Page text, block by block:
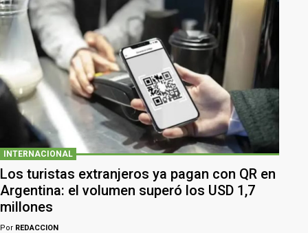
INTERNACIONAL
Los turistas extranjeros ya pagan con QR en
Argentina: el volumen superó los USD 1,7
millones
Por REDACCION